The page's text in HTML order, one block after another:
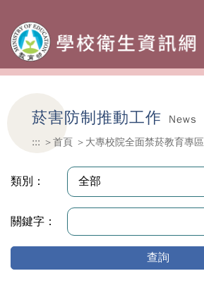
菸害防制推動工作
News
:::
首頁 大專校院全面禁菸教育專區
類別：
關鍵字：
查詢